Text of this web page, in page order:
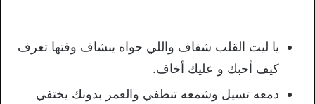
يا ليت القلب شفاف واللي جواه ينشاف وقتها تعرف
كيف أحبك و عليك أخاف.
دمعه تسيل وشمعه تنطفي والعمر بدونك يختفي